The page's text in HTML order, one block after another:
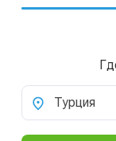
Турция